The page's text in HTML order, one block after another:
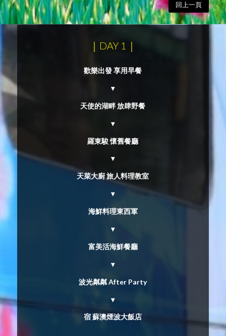
回上一頁
｜DAY 1｜
歡樂出發 享用早餐
▾
天使的湖畔 放肆野餐
▾
羅東駿 懷舊餐廳
▾
天菜大廚 旅人料理教室
▾
海鮮料理東西軍
▾
富美活海鮮餐廳
▾
波光粼粼 After Party
▾
宿 蘇澳煙波大飯店